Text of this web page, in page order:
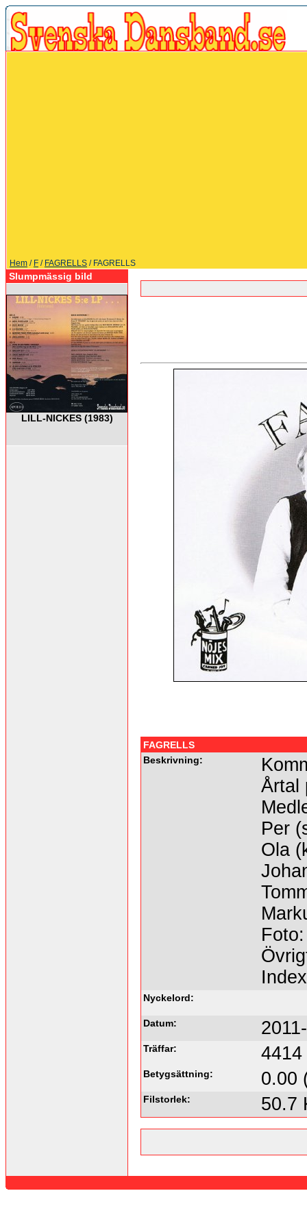
Hem / F / FAGRELLS / FAGRELLS
Slumpmässig bild
LILL-NICKES (1983)
FAGRELLS
Beskrivning:
Årtal
Per
Ola
Nyckelord:
Datum:
Träffar: 4414
Betygsättning: 0.00
Filstorlek: 50.7